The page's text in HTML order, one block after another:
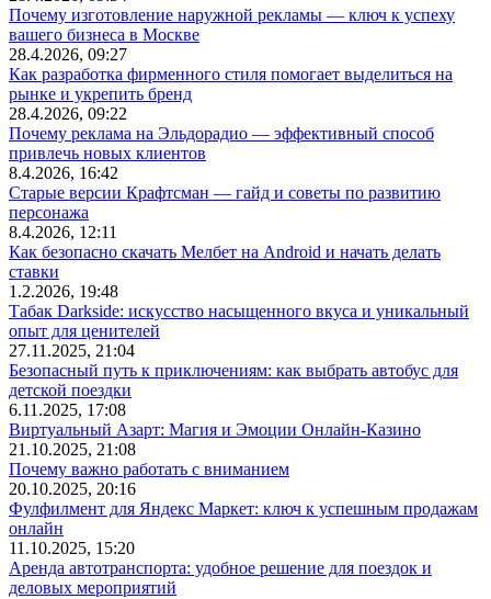
Почему изготовление наружной рекламы — ключ к успеху
вашего бизнеса в Москве
28.4.2026, 09:27
Как разработка фирменного стиля помогает выделиться на
рынке и укрепить бренд
28.4.2026, 09:22
Почему реклама на Эльдорадио — эффективный способ
привлечь новых клиентов
8.4.2026, 16:42
Старые версии Крафтсман — гайд и советы по развитию
персонажа
8.4.2026, 12:11
Как безопасно скачать Мелбет на Android и начать делать
ставки
1.2.2026, 19:48
Табак Darkside: искусство насыщенного вкуса и уникальный
опыт для ценителей
27.11.2025, 21:04
Безопасный путь к приключениям: как выбрать автобус для
детской поездки
6.11.2025, 17:08
Виртуальный Азарт: Магия и Эмоции Онлайн-Казино
21.10.2025, 21:08
Почему важно работать с вниманием
20.10.2025, 20:16
Фулфилмент для Яндекс Маркет: ключ к успешным продажам
онлайн
11.10.2025, 15:20
Аренда автотранспорта: удобное решение для поездок и
деловых мероприятий